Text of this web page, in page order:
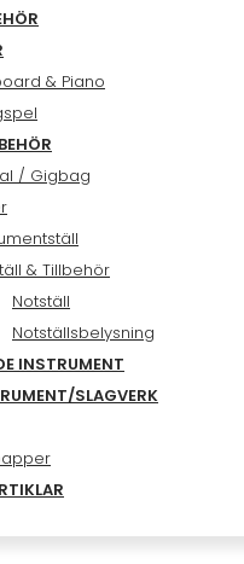
& Piano
/ Gigbag
& Tillbehör
Notställ
Notställsbelysning
INSTRUMENT
SLAGVERK